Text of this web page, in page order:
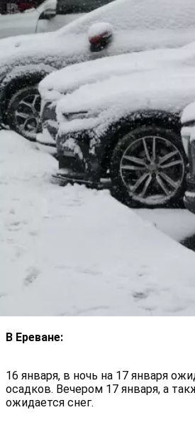
В Ереване:
16 января, в ночь на 17 января
осадков. Вечером 17 января, а
ожидается снег.